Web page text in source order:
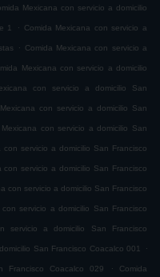
Mexicana con servicio a domicilio
1 . Comida Mexicana con servicio a
. Comida Mexicana con servicio a
Mexicana con servicio a domicilio
con servicio a domicilio San
con servicio a domicilio San
Mexicana con servicio a domicilio San
con servicio a domicilio San Francisco
con servicio a domicilio San Francisco
con servicio a domicilio San Francisco
con servicio a domicilio San Francisco
servicio a domicilio San Francisco
San Francisco Coacalco 001 .
Francisco Coacalco 029 . Comida